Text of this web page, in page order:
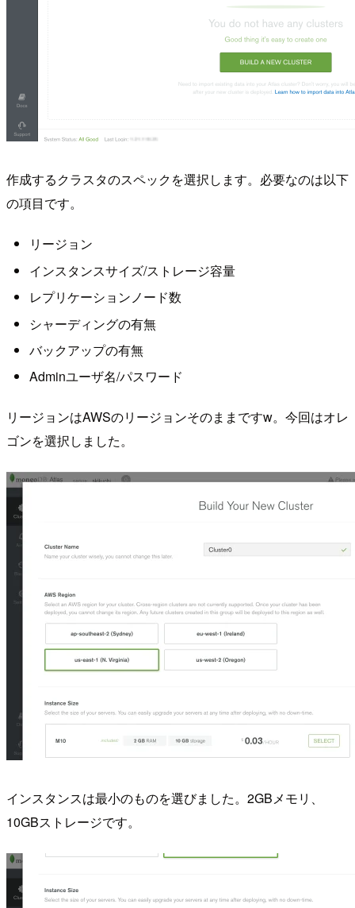
作成するクラスタのスペックを選択します。必要なのは以下
の項目です。
リージョン
インスタンスサイズ/ストレージ容量
レプリケーションノード数
シャーディングの有無
バックアップの有無
Adminユーザ名/パスワード
リージョンはAWSのリージョンそのままですw。今回はオレ
ゴンを選択しました。
インスタンスは最小のものを選びました。2GBメモリ、
10GBストレージです。